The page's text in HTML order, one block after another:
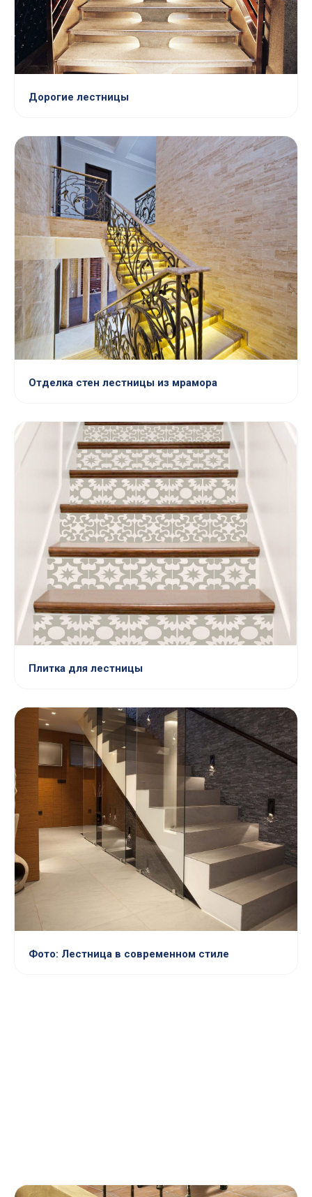
Дорогие лестницы
Отделка стен лестницы из мрамора
Плитка для лестницы
Фото: Лестница в современном стиле